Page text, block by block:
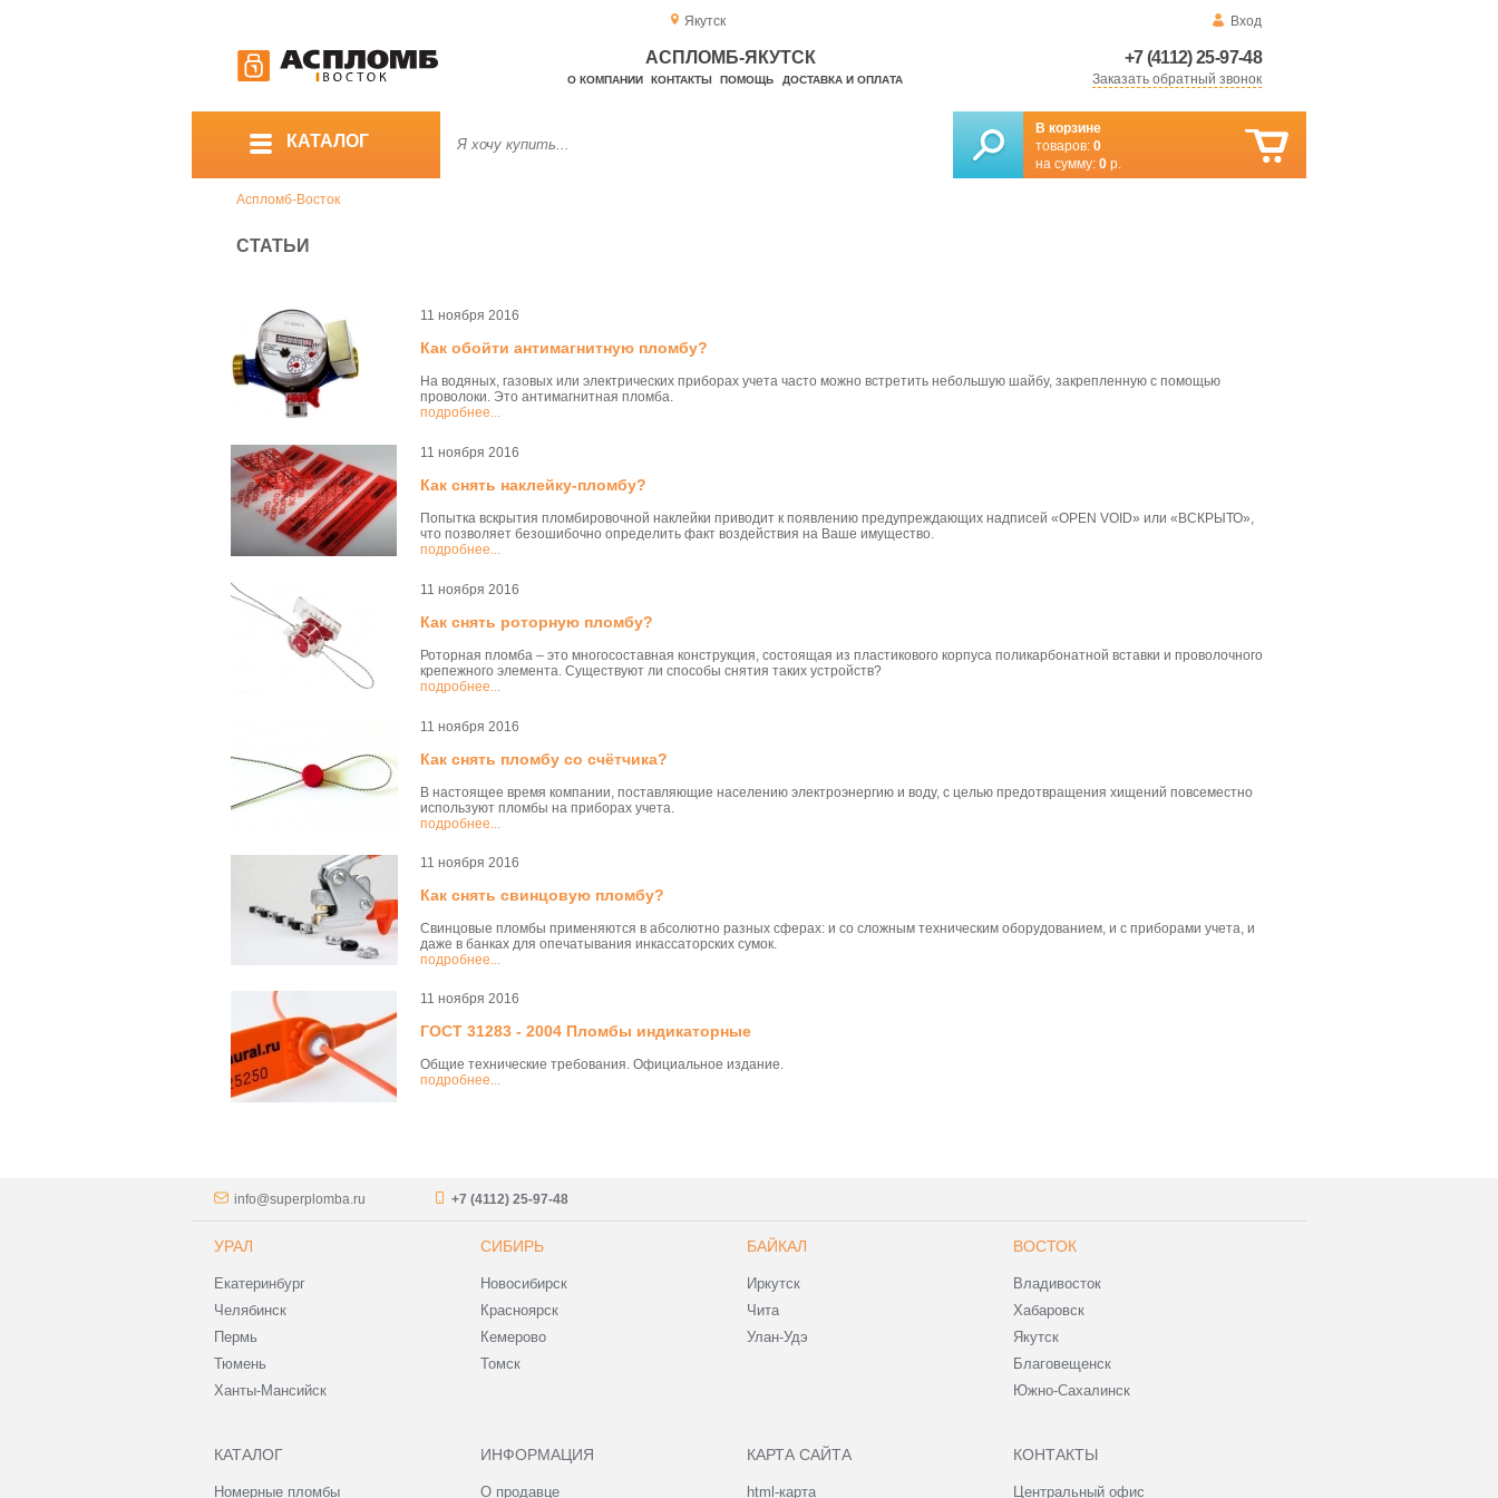
Якутск Вход
+7 (4112) 25-97-48
Заказать обратный звонок
АСПЛОМБ-ЯКУТСК
О КОМПАНИИ КОНТАКТЫ ПОМОЩЬ ДОСТАВКА И ОПЛАТА
КАТАЛОГ
В корзине
товаров: 0
на сумму: 0 р.
Аспломб-Восток
СТАТЬИ
11 ноября 2016
Как обойти антимагнитную пломбу?
На водяных, газовых или электрических приборах учета часто можно встретить небольшую шайбу, закрепленную с помощью
проволоки. Это антимагнитная пломба.
подробнее...
11 ноября 2016
Как снять наклейку-пломбу?
Попытка вскрытия пломбировочной наклейки приводит к появлению предупреждающих надписей «OPEN VOID» или «ВСКРЫТО»,
что позволяет безошибочно определить факт воздействия на Ваше имущество.
подробнее...
11 ноября 2016
Как снять роторную пломбу?
Роторная пломба – это многосоставная конструкция, состоящая из пластикового корпуса поликарбонатной вставки и проволочного
крепежного элемента. Существуют ли способы снятия таких устройств?
подробнее...
11 ноября 2016
Как снять пломбу со счётчика?
В настоящее время компании, поставляющие населению электроэнергию и воду, с целью предотвращения хищений повсеместно
используют пломбы на приборах учета.
подробнее...
11 ноября 2016
Как снять свинцовую пломбу?
Свинцовые пломбы применяются в абсолютно разных сферах: и со сложным техническим оборудованием, и с приборами учета, и
даже в банках для опечатывания инкассаторских сумок.
подробнее...
11 ноября 2016
ГОСТ 31283 - 2004 Пломбы индикаторные
Общие технические требования. Официальное издание.
подробнее...
info@superplomba.ru +7 (4112) 25-97-48
УРАЛ
Екатеринбург
Челябинск
Пермь
Тюмень
Ханты-Мансийск
СИБИРЬ
Новосибирск
Красноярск
Кемерово
Томск
БАЙКАЛ
Иркутск
Чита
Улан-Удэ
ВОСТОК
Владивосток
Хабаровск
Якутск
Благовещенск
Южно-Сахалинск
КАТАЛОГ
Номерные пломбы
ИНФОРМАЦИЯ
О продавце
КАРТА САЙТА
html-карта
КОНТАКТЫ
Центральный офис